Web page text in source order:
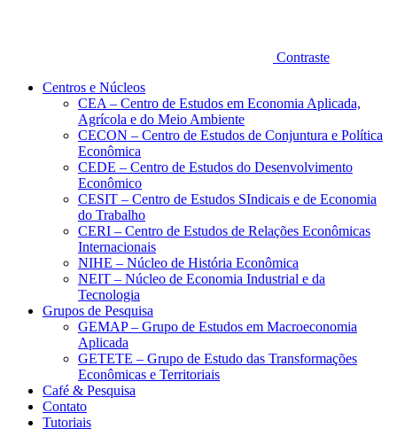
Contraste
Centros e Núcleos
CEA – Centro de Estudos em Economia Aplicada,
Agrícola e do Meio Ambiente
CECON – Centro de Estudos de Conjuntura e Política
Econômica
CEDE – Centro de Estudos do Desenvolvimento
Econômico
CESIT – Centro de Estudos SIndicais e de Economia
do Trabalho
CERI – Centro de Estudos de Relações Econômicas
Internacionais
NIHE – Núcleo de História Econômica
NEIT – Núcleo de Economia Industrial e da
Tecnologia
Grupos de Pesquisa
GEMAP – Grupo de Estudos em Macroeconomia
Aplicada
GETETE – Grupo de Estudo das Transformações
Econômicas e Territoriais
Café & Pesquisa
Contato
Tutoriais